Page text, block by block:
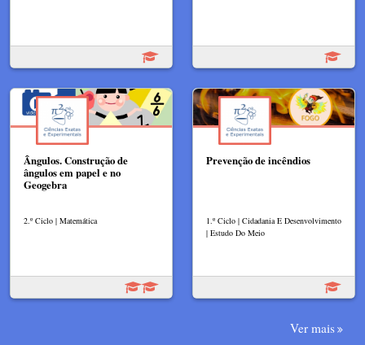
Ângulos. Construção de
ângulos em papel e no
Geogebra
2.º Ciclo | Matemática
Prevenção de incêndios
1.º Ciclo | Cidadania E Desenvolvimento
| Estudo Do Meio
Ver mais